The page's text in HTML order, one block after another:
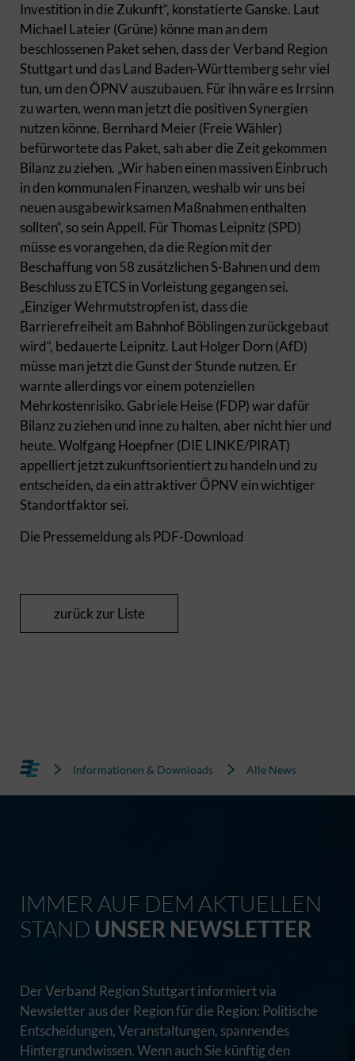
Investition in die Zukunft“, konstatierte Ganske. Laut
Michael Lateier (Grüne) könne man an dem
beschlossenen Paket sehen, dass der Verband Region
Stuttgart und das Land Baden-Württemberg sehr viel
tun, um den ÖPNV auszubauen. Für ihn wäre es Irrsinn
zu warten, wenn man jetzt die positiven Synergien
nutzen könne. Bernhard Meier (Freie Wähler)
befürwortete das Paket, sah aber die Zeit gekommen
Bilanz zu ziehen. „Wir haben einen massiven Einbruch
in den kommunalen Finanzen, weshalb wir uns bei
neuen ausgabewirksamen Maßnahmen enthalten
sollten“, so sein Appell. Für Thomas Leipnitz (SPD)
müsse es vorangehen, da die Region mit der
Beschaffung von 58 zusätzlichen S-Bahnen und dem
Beschluss zu ETCS in Vorleistung gegangen sei.
„Einziger Wehrmutstropfen ist, dass die
Barrierefreiheit am Bahnhof Böblingen zurückgebaut
wird“, bedauerte Leipnitz. Laut Holger Dorn (AfD)
müsse man jetzt die Gunst der Stunde nutzen. Er
warnte allerdings vor einem potenziellen
Mehrkostenrisiko. Gabriele Heise (FDP) war dafür
Bilanz zu ziehen und inne zu halten, aber nicht hier und
heute. Wolfgang Hoepfner (DIE LINKE/PIRAT)
appelliert jetzt zukunftsorientiert zu handeln und zu
entscheiden, da ein attraktiver ÖPNV ein wichtiger
Standortfaktor sei.
Die Pressemeldung als PDF-Download
zurück zur Liste
Informationen & Downloads Alle News
IMMER AUF DEM AKTUELLEN
STAND UNSER NEWSLETTER
Der Verband Region Stuttgart informiert via
Newsletter aus der Region für die Region: Politische
Entscheidungen, Veranstaltungen, spannendes
Hintergrundwissen. Wenn auch Sie künftig den